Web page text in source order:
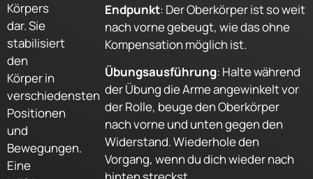
Körpers
dar. Sie
stabilisiert
den
Körper in
verschiedensten
Positionen
und
Bewegungen.
Eine
Endpunkt: Der Oberkörper ist so weit
nach vorne gebeugt, wie das ohne
Kompensation möglich ist.
Übungsausführung: Halte während
der Übung die Arme angewinkelt vor
der Rolle, beuge den Oberkörper
nach vorne und unten gegen den
Widerstand. Wiederhole den
Vorgang, wenn du dich wieder nach